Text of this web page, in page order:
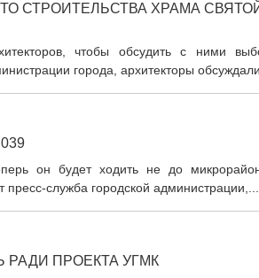
СТРОИТЕЛЬСТВА ХРАМА
чтобы обсудить с ними
города, архитекторы
он будет ходить не до
служба городской администрации,...
ПРОЕКТА УГМК